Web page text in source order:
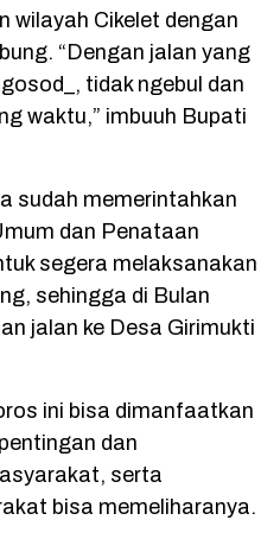
wilayah Cikelet dengan
“Dengan jalan yang
tidak ngebul dan
waktu,” imbuuh Bupati
sudah memerintahkan
dan Penataan
segera melaksanakan
sehingga di Bulan
jalan ke Desa Girimukti
ini bisa dimanfaatkan
dan
serta
bisa memeliharanya.